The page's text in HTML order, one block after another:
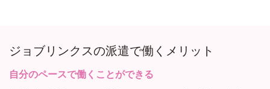
ジョブリンクスの派遣で働くメリット
自分のペースで働くことができる